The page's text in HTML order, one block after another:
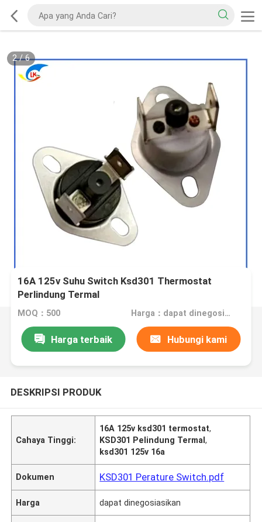
2/6
16A 125v Suhu Switch Ksd301 Thermostat
Perlindung Termal
MOQ：500 Harga：dapat dinegosiasikan
Harga terbaik Hubungi kami
DESKRIPSI PRODUK
Cahaya Tinggi:
16A 125v ksd301 termostat,
KSD301 Pelindung Termal,
ksd301 125v 16a
Dokumen KSD301 Perature Switch.pdf
Harga dapat dinegosiasikan